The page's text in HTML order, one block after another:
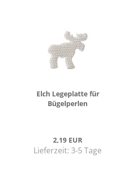
Elch Le­ge­plat­te für
Bü­gel­per­len
2,19 EUR
Lieferzeit: 3-5 Tage